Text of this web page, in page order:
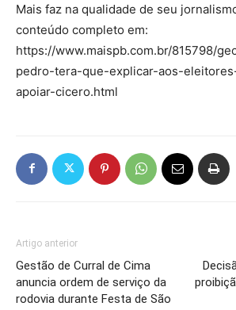
Mais faz na qualidade de seu
conteúdo completo em:
https://www.maispb.com.br/815798/
pedro-tera-que-explicar-aos-
apoiar-cicero.html
Artigo anterior
Gestão de Curral de Cima
anuncia ordem de serviço da
rodovia durante Festa de São